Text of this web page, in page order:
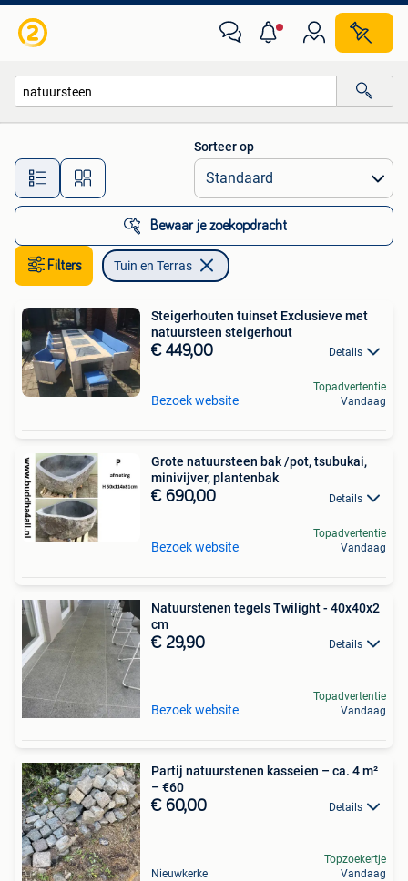
Alle afstanden…
Sorteer op
Bewaar je zoekopdracht
Filters Tuin en Terras
Steigerhouten tuinset Exclusieve met
natuursteen steigerhout
€ 449,00 Details
Bezoek website
Topadvertentie
Vandaag
Grote natuursteen bak /pot, tsubukai,
minivijver, plantenbak
€ 690,00 Details
Bezoek website
Topadvertentie
Vandaag
Natuurstenen tegels Twilight - 40x40x2
cm
€ 29,90 Details
Bezoek website
Topadvertentie
Vandaag
Partij natuurstenen kasseien – ca. 4 m²
– €60
€ 60,00 Details
Nieuwkerke
Topzoekertje
Vandaag